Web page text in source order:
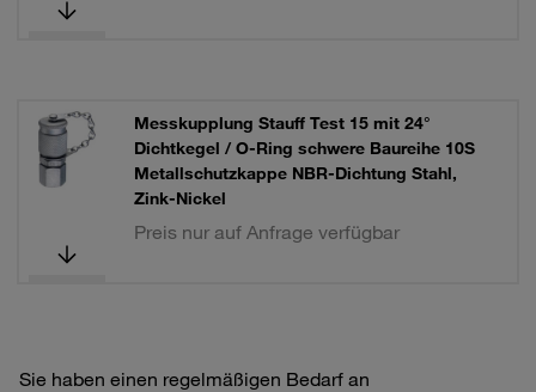
Messkupplung Stauff Test 15 mit 24°
Dichtkegel / O-Ring schwere Baureihe 10S
Metallschutzkappe NBR-Dichtung Stahl,
Zink-Nickel
Preis nur auf Anfrage verfügbar
Sie haben einen regelmäßigen Bedarf an